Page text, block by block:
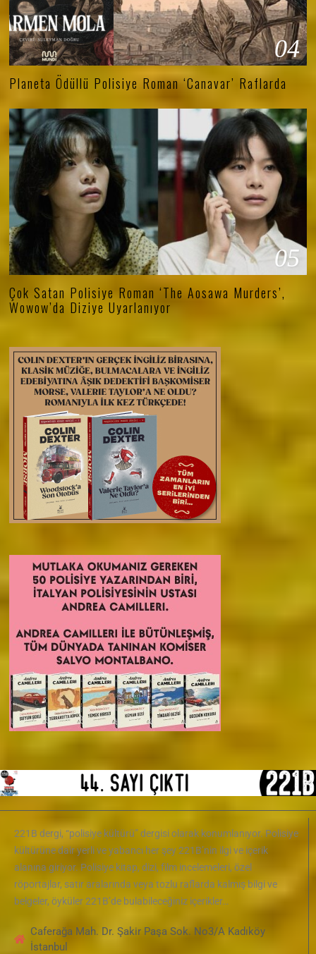
04
Planeta Ödüllü Polisiye Roman ‘Canavar’ Raflarda
05
Çok Satan Polisiye Roman ‘The Aosawa Murders’,
Wowow’da Diziye Uyarlanıyor
221B dergi, “polisiye kültürü” dergisi olarak konumlanıyor. Polisiye
kültürüne dair yerli ve yabancı her şey 221B’nin ilgi ve içerik
alanına giriyor. Polisiye kitap, dizi, film incelemeleri, özel
röportajlar, satır aralarında veya tozlu raflarda kalmış bilgi ve
belgeler, öyküler 221B’de bulabileceğiniz içerikler…
Caferağa Mah. Dr. Şakir Paşa Sok. No3/A Kadıköy
İstanbul